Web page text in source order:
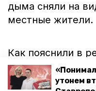
утонем
дыма сняли на
местные жители.
Как пояснили в
управлении МЧС,
объята